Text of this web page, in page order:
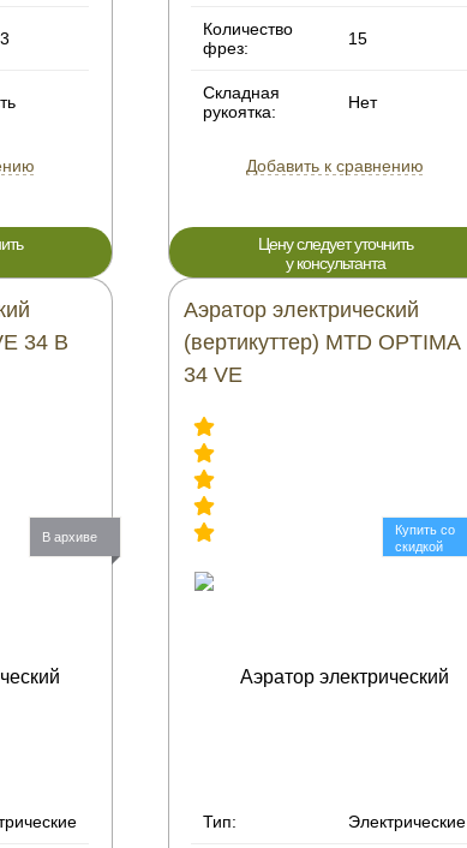
Количество
фрез:
15
Складная
рукоятка:
Нет
Добавить к сравнению
Цену следует уточнить
у консультанта
34 B
В архиве
Аэратор электрический
(вертикуттер) MTD OPTIMA
34 VE
Купить со
скидкой
Тип: Электрические